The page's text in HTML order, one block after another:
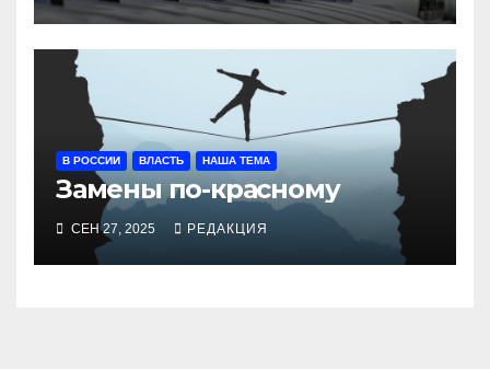
В РОССИИ ВЛАСТЬ НАША ТЕМА
Замены по-красному
СЕН 27, 2025 РЕДАКЦИЯ